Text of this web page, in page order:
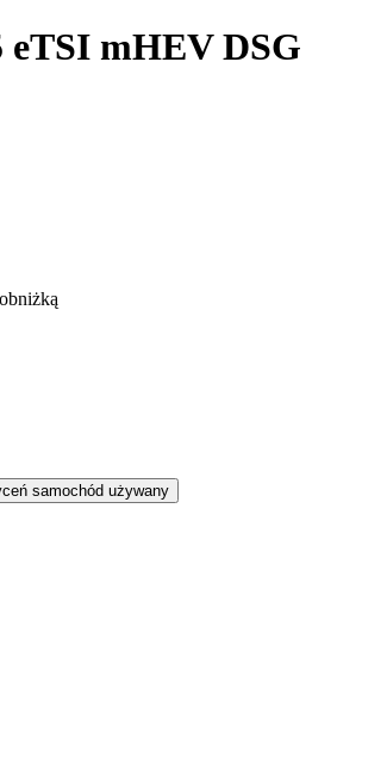
mHEV DSG
samochód używany